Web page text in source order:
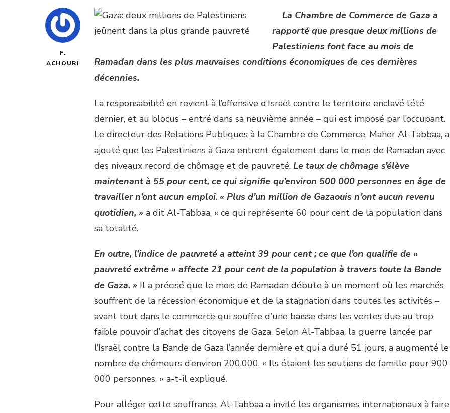
F.
ACHOURI
La Chambre de Commerce de Gaza a
rapporté que presque deux millions de
Palestiniens font face au mois de
Ramadan dans les plus mauvaises conditions économiques de ces dernières
décennies.
La responsabilité en revient à l’offensive d’Israël contre le territoire enclavé l’été
dernier, et au blocus – entré dans sa neuvième année – qui est imposé par l’occupant.
Le directeur des Relations Publiques à la Chambre de Commerce, Maher Al-Tabbaa, a
ajouté que les Palestiniens à Gaza entrent également dans le mois de Ramadan avec
des niveaux record de chômage et de pauvreté. Le taux de chômage s’élève
maintenant à 55 pour cent, ce qui signifie qu’environ 500 000 personnes en âge de
travailler n’ont aucun emploi. « Plus d’un million de Gazaouis n’ont aucun revenu
quotidien, » a dit Al-Tabbaa, « ce qui représente 60 pour cent de la population dans
sa totalité.
En outre, l’indice de pauvreté a atteint 39 pour cent ; ce que l’on qualifie de «
pauvreté extrême » affecte 21 pour cent de la population à travers toute la Bande
de Gaza. » Il a précisé que le mois de Ramadan débute à un moment où les marchés
souffrent de la récession économique et de la stagnation dans toutes les activités –
avant tout dans le commerce qui souffre d’une baisse dans les ventes due au trop
faible pouvoir d’achat des citoyens de Gaza. Selon Al-Tabbaa, la guerre lancée par
l’Israël contre la Bande de Gaza l’année dernière et qui a duré 51 jours, a augmenté le
nombre de chômeurs d’environ 200.000. « Ils étaient les soutiens de famille pour 900
000 personnes, » a-t-il expliqué.
Pour alléger cette souffrance, Al-Tabbaa a invité les organismes internationaux à faire